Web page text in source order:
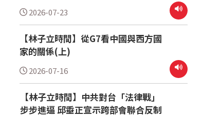
2026-07-23
【林子立時間】從G7看中國與西方國
家的關係(上)
2026-07-16
【林子立時間】中共對台「法律戰」
步步進逼 邱垂正宣示跨部會聯合反制